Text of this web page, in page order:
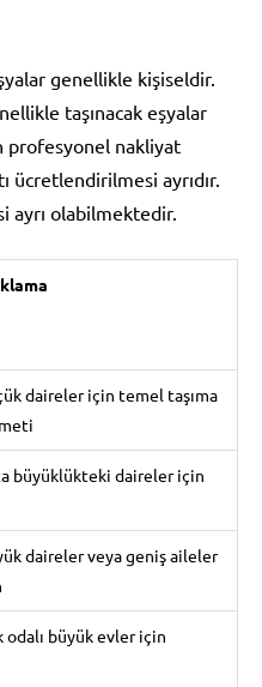
genellikle kişiseldir.
taşınacak eşyalar
profesyonel nakliyat
ücretlendirilmesi ayrıdır.
ayrı olabilmektedir.
daireler için temel taşıma
büyüklükteki daireler için
daireler veya geniş aileler
odalı büyük evler için